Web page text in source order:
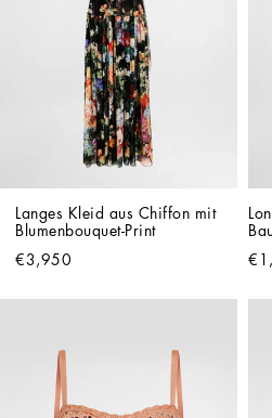
Langes Kleid aus Chiffon mit
Blumenbouquet-Print
€3,950